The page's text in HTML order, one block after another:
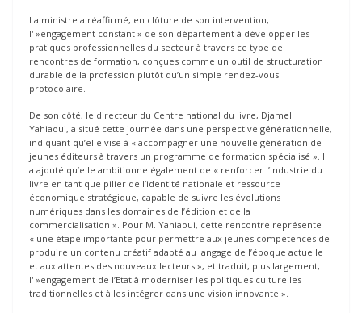
La ministre a réaffirmé, en clôture de son intervention,
l' »engagement constant » de son département à développer les
pratiques professionnelles du secteur à travers ce type de
rencontres de formation, conçues comme un outil de structuration
durable de la profession plutôt qu’un simple rendez-vous
protocolaire.
De son côté, le directeur du Centre national du livre, Djamel
Yahiaoui, a situé cette journée dans une perspective générationnelle,
indiquant qu’elle vise à « accompagner une nouvelle génération de
jeunes éditeurs à travers un programme de formation spécialisé ». Il
a ajouté qu’elle ambitionne également de « renforcer l’industrie du
livre en tant que pilier de l’identité nationale et ressource
économique stratégique, capable de suivre les évolutions
numériques dans les domaines de l’édition et de la
commercialisation ». Pour M. Yahiaoui, cette rencontre représente
« une étape importante pour permettre aux jeunes compétences de
produire un contenu créatif adapté au langage de l’époque actuelle
et aux attentes des nouveaux lecteurs », et traduit, plus largement,
l' »engagement de l’Etat à moderniser les politiques culturelles
traditionnelles et à les intégrer dans une vision innovante ».